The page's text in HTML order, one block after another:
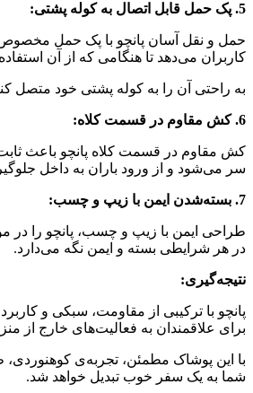
5. پک حمل قابل اتصال به کوله پشتی:
حمل و نقل آسان پانچو با پک حمل مخصوص،
کاربران می‌دهد تا هنگامی که از آن
به راحتی آن را به کوله پشتی خود متصل
6. کش مقاوم در قسمت کلاه:
کش مقاوم در قسمت کلاه پانچو باعث
سر می‌شود و از ورود باران به داخل
7. بسته‌شدن ایمن با زیپ و چسب:
طراحی ایمن با زیپ و چسب، پانچو را در
در هر شرایطی بسته و ایمن نگه می‌دارد.
نتیجه‌گیری:
پانچو با ترکیبی از مقاومت، سبکی و
برای علاقمندان به فعالیت‌های خارج از
با این پوشاک مطمئن، تجربه‌ی
شما به یک سفر خوب تبدیل خواهد شد.